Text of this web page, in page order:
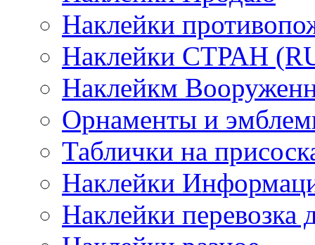
Наклейки
Наклейки СТРАН
Наклейкм
Орнаменты и
Таблички на
Наклейки
Наклейки перевозка